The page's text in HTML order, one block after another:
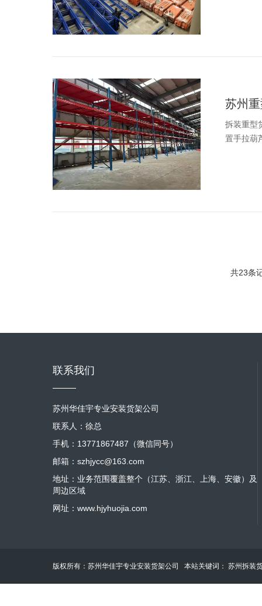
苏州
拆装重型
置手拉葫
共23条
联系我们
苏州华佳宇专业安装货架公司
联系人：徐总
手机：13771867487（微信同号）
邮箱：szhjycc@163.com
地址：业务范围覆盖整个（江苏、浙江、上海、安徽）及
周边区域
网址：www.hjyhuojia.com
版权所有：苏州华佳宇专业安装货架公司 本站关键词： 苏州拆装